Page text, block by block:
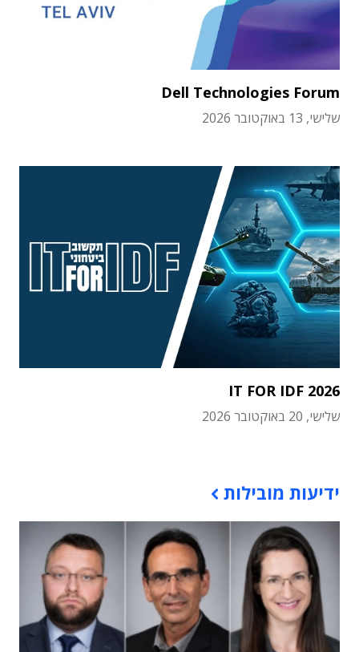
Dell Technologies Forum
שלישי, 13 באוקטובר 2026
IT FOR IDF 2026
שלישי, 20 באוקטובר 2026
ידיעות מובילות